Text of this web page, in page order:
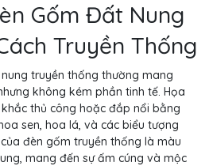
Gốm Đất Nung
Truyền Thống
truyền thống thường mang
không kém phần tinh tế. Họa
thủ công hoặc đắp nổi bằng
sen, hoa lá, và các biểu tượng
đèn gốm truyền thống là màu
mang đến sự ấm cúng và mộc